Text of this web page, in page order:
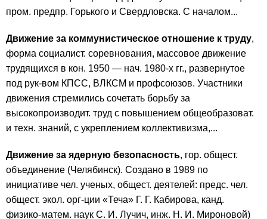
пром. предпр. Горького и Свердловска. С началом...
Движение за коммунистическое отношение к труду,
форма социалист. соревнования, массовое движение
трудящихся в кон. 1950 — нач. 1980-х гг., развернутое
под рук-вом КПСС, ВЛКСМ и профсоюзов. Участники
движения стремились сочетать борьбу за
высокопроизводит. труд с повышением общеобразоват.
и техн. знаний, с укреплением коллективизма,...
Движение за ядерную безопасность, гор. общест.
объединение (Челябинск). Создано в 1989 по
инициативе чел. ученых, общест. деятелей: предс. чел.
общест. экол. орг-ции «Теча» Г. Г. Кабирова, канд.
физико-матем. наук С. И. Лучич, инж. Н. И. Мироновой)